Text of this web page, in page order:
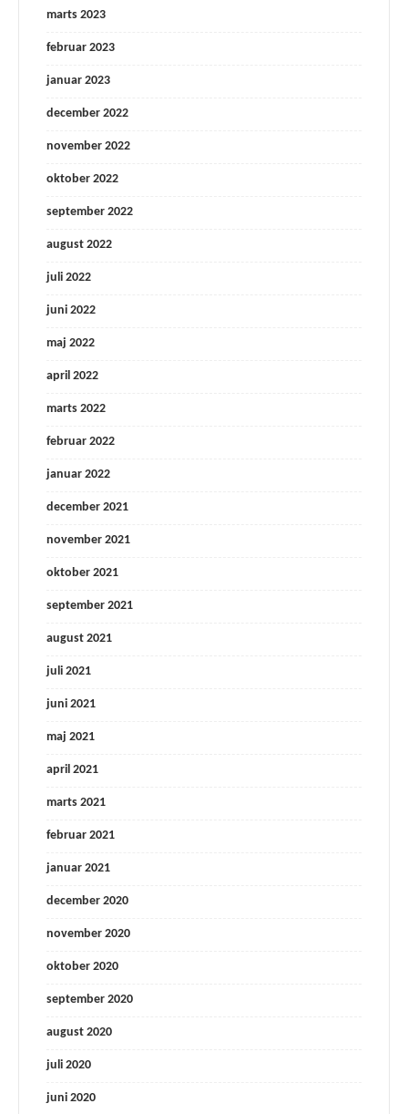
marts 2023
februar 2023
januar 2023
december 2022
november 2022
oktober 2022
september 2022
august 2022
juli 2022
juni 2022
maj 2022
april 2022
marts 2022
februar 2022
januar 2022
december 2021
november 2021
oktober 2021
september 2021
august 2021
juli 2021
juni 2021
maj 2021
april 2021
marts 2021
februar 2021
januar 2021
december 2020
november 2020
oktober 2020
september 2020
august 2020
juli 2020
juni 2020